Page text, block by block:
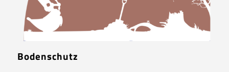
Bodenschutz